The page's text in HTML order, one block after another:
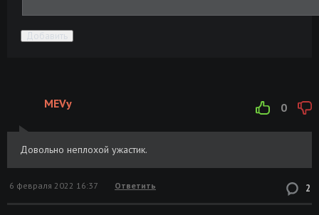
Добавить
0
MEVy
Довольно неплохой ужастик.
2
6 февраля 2022 16:37 Ответить